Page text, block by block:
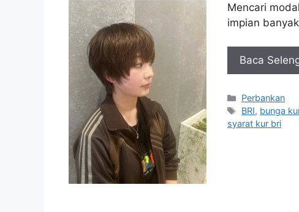
Mencari
impian
Baca
Kategori
Perbankan
Tag
BRI, bunga
syarat kur bri